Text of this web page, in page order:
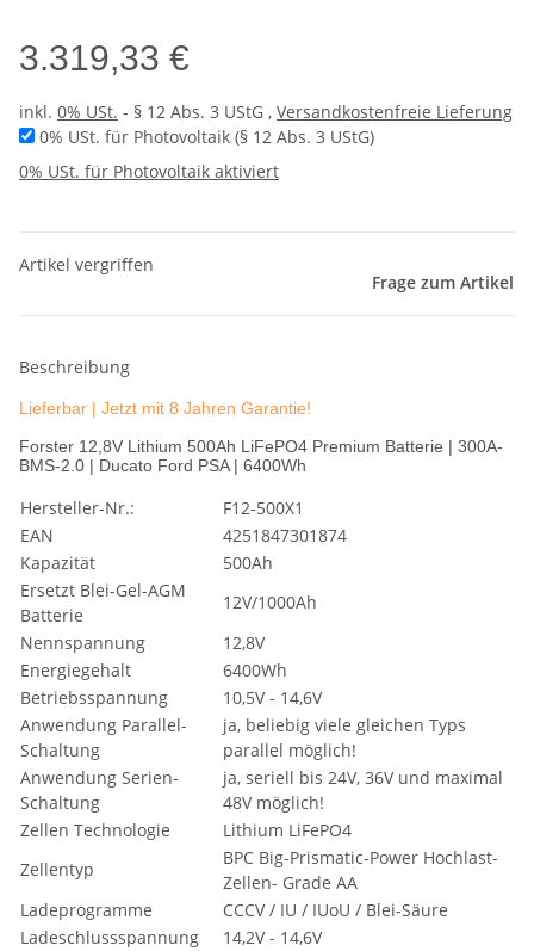
3.319,33 €
inkl. 0% USt. - § 12 Abs. 3 UStG , Versandkostenfreie Lieferung
0% USt. für Photovoltaik (§ 12 Abs. 3 UStG)
0% USt. für Photovoltaik aktiviert
Artikel vergriffen
Frage zum Artikel
Beschreibung
Lieferbar | Jetzt mit 8 Jahren Garantie!
Forster 12,8V Lithium 500Ah LiFePO4 Premium Batterie | 300A-
BMS-2.0 | Ducato Ford PSA | 6400Wh
Hersteller-Nr.:
F12-500X1
EAN
4251847301874
Kapazität
500Ah
Ersetzt Blei-Gel-AGM
Batterie
12V/1000Ah
Nennspannung
12,8V
Energiegehalt
6400Wh
Betriebsspannung
10,5V - 14,6V
Anwendung Parallel-
Schaltung
ja, beliebig viele gleichen Typs
parallel möglich!
Anwendung Serien-
Schaltung
ja, seriell bis 24V, 36V und maximal
48V möglich!
Zellen Technologie
Lithium LiFePO4
Zellentyp
BPC Big-Prismatic-Power Hochlast-
Zellen- Grade AA
Ladeprogramme
CCCV / IU / IUoU / Blei-Säure
Ladeschlussspannung
14,2V - 14,6V